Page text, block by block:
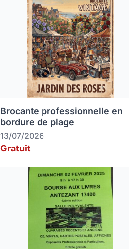
Brocante professionnelle en
bordure de plage
13/07/2026
Gratuit